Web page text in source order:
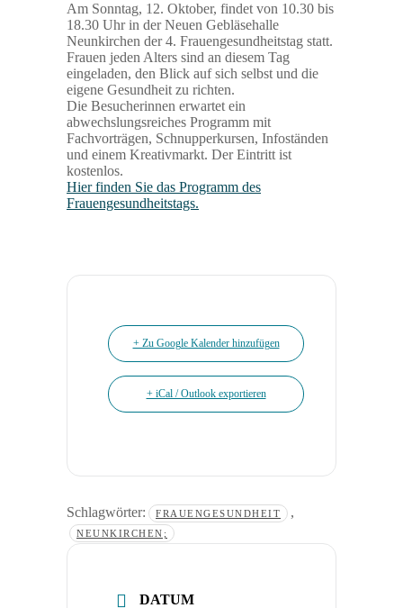
Am Sonntag, 12. Oktober, findet von 10.30 bis
18.30 Uhr in der Neuen Gebläsehalle
Neunkirchen der 4. Frauengesundheitstag statt.
Frauen jeden Alters sind an diesem Tag
eingeladen, den Blick auf sich selbst und die
eigene Gesundheit zu richten.
Die Besucherinnen erwartet ein
abwechslungsreiches Programm mit
Fachvorträgen, Schnupperkursen, Infoständen
und einem Kreativmarkt. Der Eintritt ist
kostenlos.
Hier finden Sie das Programm des
Frauengesundheitstags.
+ Zu Google Kalender hinzufügen
+ iCal / Outlook exportieren
Schlagwörter: FRAUENGESUNDHEIT ,
NEUNKIRCHEN;
DATUM